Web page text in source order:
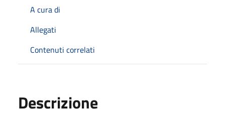
A cura di
Allegati
Contenuti correlati
Descrizione